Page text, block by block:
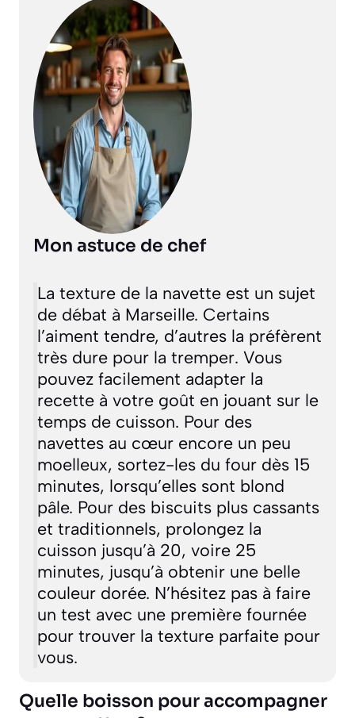
Mon astuce de chef
La texture de la navette est un sujet
de débat à Marseille. Certains
l’aiment tendre, d’autres la préfèrent
très dure pour la tremper. Vous
pouvez facilement adapter la
recette à votre goût en jouant sur le
temps de cuisson. Pour des
navettes au cœur encore un peu
moelleux, sortez-les du four dès 15
minutes, lorsqu’elles sont blond
pâle. Pour des biscuits plus cassants
et traditionnels, prolongez la
cuisson jusqu’à 20, voire 25
minutes, jusqu’à obtenir une belle
couleur dorée. N’hésitez pas à faire
un test avec une première fournée
pour trouver la texture parfaite pour
vous.
Quelle boisson pour accompagner